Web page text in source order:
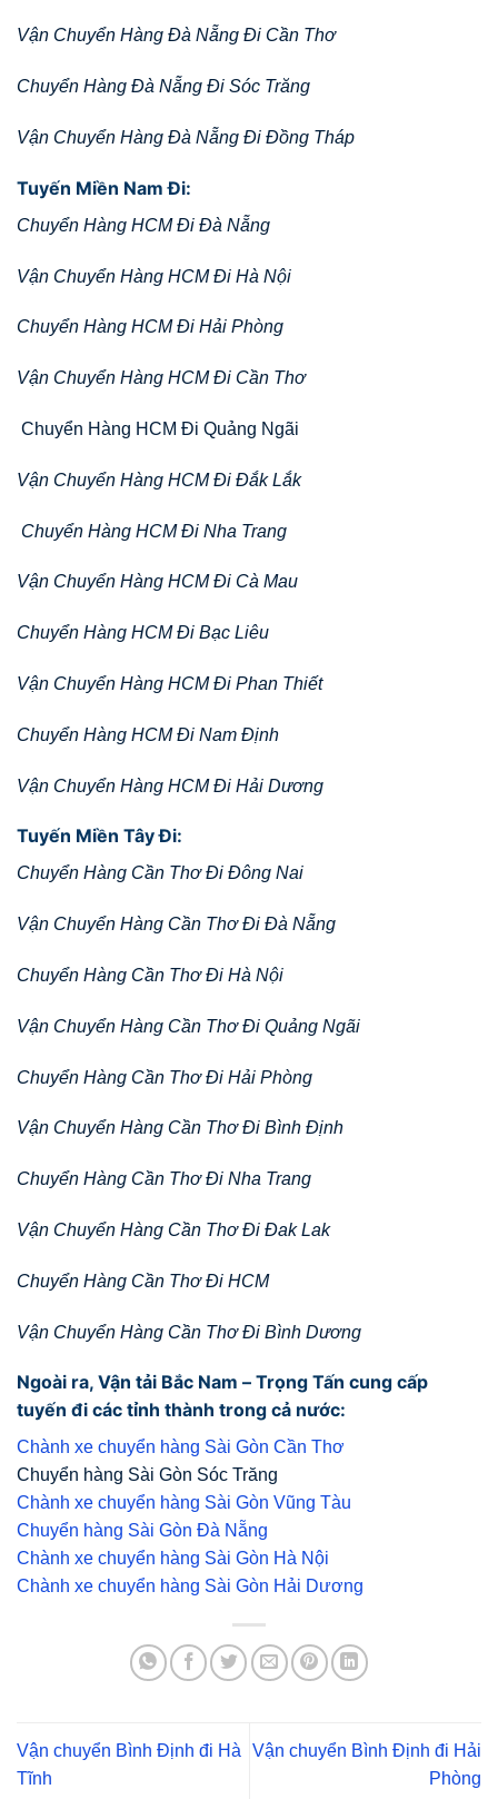
Vận Chuyển Hàng Đà Nẵng Đi Cần Thơ
Chuyển Hàng Đà Nẵng Đi Sóc Trăng
Vận Chuyển Hàng Đà Nẵng Đi Đồng Tháp
Tuyến Miền Nam Đi:
Chuyển Hàng HCM Đi Đà Nẵng
Vận Chuyển Hàng HCM Đi Hà Nội
Chuyển Hàng HCM Đi Hải Phòng
Vận Chuyển Hàng HCM Đi Cần Thơ
Chuyển Hàng HCM Đi Quảng Ngãi
Vận Chuyển Hàng HCM Đi Đắk Lắk
Chuyển Hàng HCM Đi Nha Trang
Vận Chuyển Hàng HCM Đi Cà Mau
Chuyển Hàng HCM Đi Bạc Liêu
Vận Chuyển Hàng HCM Đi Phan Thiết
Chuyển Hàng HCM Đi Nam Định
Vận Chuyển Hàng HCM Đi Hải Dương
Tuyến Miền Tây Đi:
Chuyển Hàng Cần Thơ Đi Đông Nai
Vận Chuyển Hàng Cần Thơ Đi Đà Nẵng
Chuyển Hàng Cần Thơ Đi Hà Nội
Vận Chuyển Hàng Cần Thơ Đi Quảng Ngãi
Chuyển Hàng Cần Thơ Đi Hải Phòng
Vận Chuyển Hàng Cần Thơ Đi Bình Định
Chuyển Hàng Cần Thơ Đi Nha Trang
Vận Chuyển Hàng Cần Thơ Đi Đak Lak
Chuyển Hàng Cần Thơ Đi HCM
Vận Chuyển Hàng Cần Thơ Đi Bình Dương
Ngoài ra, Vận tải Bắc Nam – Trọng Tấn cung cấp
tuyến đi các tỉnh thành trong cả nước:
Chành xe chuyển hàng Sài Gòn Cần Thơ
Chuyển hàng Sài Gòn Sóc Trăng
Chành xe chuyển hàng Sài Gòn Vũng Tàu
Chuyển hàng Sài Gòn Đà Nẵng
Chành xe chuyển hàng Sài Gòn Hà Nội
Chành xe chuyển hàng Sài Gòn Hải Dương
Vận chuyển Bình Định đi Hà
Tĩnh
Vận chuyển Bình Định đi Hải
Phòng